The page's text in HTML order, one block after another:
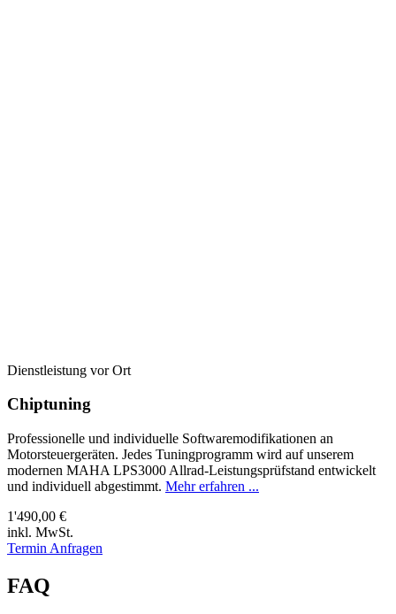
Dienstleistung vor Ort
Chiptuning
Professionelle und individuelle Softwaremodifikationen an
Motorsteuergeräten. Jedes Tuningprogramm wird auf unserem
modernen MAHA LPS3000 Allrad-Leistungsprüfstand entwickelt
und individuell abgestimmt. Mehr erfahren ...
1'490,00 €
inkl. MwSt.
Termin Anfragen
FAQ